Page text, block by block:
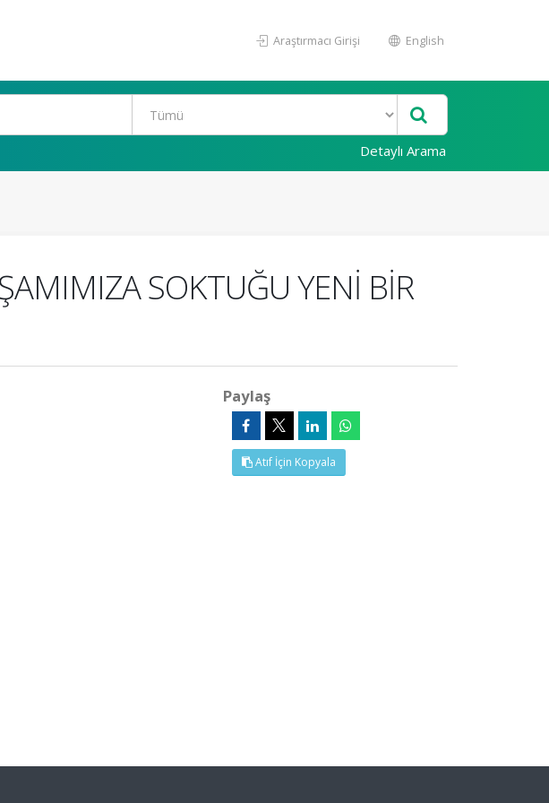
Araştırmacı Girişi English
Detaylı Arama
SOKTUĞU YENİ BİR
Paylaş
Atıf İçin Kopyala